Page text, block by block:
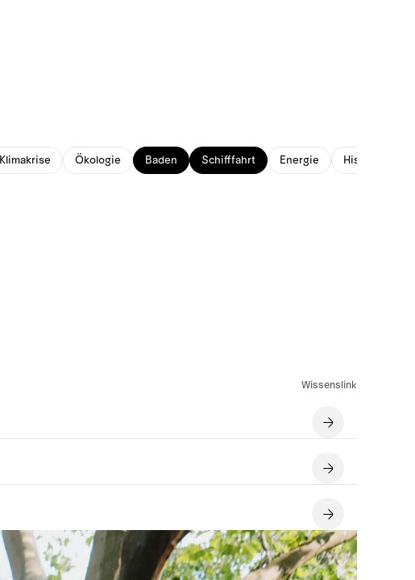
Klimakrise Ökologie Baden Schifffahrt Energie Historisches
Wissenslink